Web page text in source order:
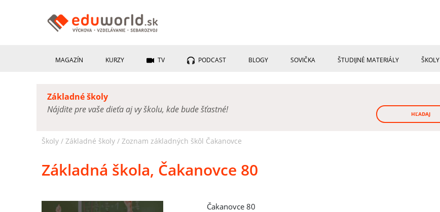
MAGAZÍN KURZY TV PODCAST BLOGY SOVIČKA ŠTUDIJNÉ MATERIÁLY ŠKOLY
Základné školy
Nájdite pre vaše dieťa aj vy školu, kde bude šťastné!
HĽADAJ
Školy / Základné školy / Zoznam základných škôl Čakanovce
Základná škola, Čakanovce 80
Čakanovce 80